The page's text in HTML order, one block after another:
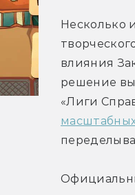
Несколько
влияния
решение
«Лиги